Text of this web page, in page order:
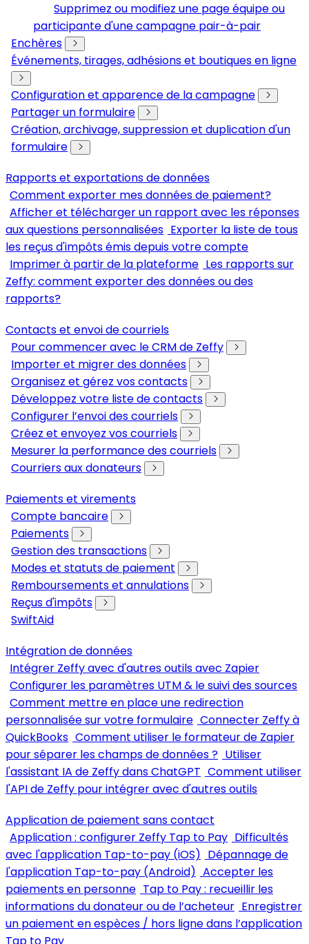
Supprimez ou modifiez une page équipe ou
participante d'une campagne pair-à-pair
Enchères
Événements, tirages, adhésions et boutiques en ligne
Configuration et apparence de la campagne
Partager un formulaire
Création, archivage, suppression et duplication d'un
formulaire
Rapports et exportations de données
Comment exporter mes données de paiement?
Afficher et télécharger un rapport avec les réponses
aux questions personnalisées Exporter la liste de tous
les reçus d'impôts émis depuis votre compte
Imprimer à partir de la plateforme Les rapports sur
Zeffy: comment exporter des données ou des
rapports?
Contacts et envoi de courriels
Pour commencer avec le CRM de Zeffy
Importer et migrer des données
Organisez et gérez vos contacts
Développez votre liste de contacts
Configurer l’envoi des courriels
Créez et envoyez vos courriels
Mesurer la performance des courriels
Courriers aux donateurs
Paiements et virements
Compte bancaire
Paiements
Gestion des transactions
Modes et statuts de paiement
Remboursements et annulations
Reçus d'impôts
SwiftAid
Intégration de données
Intégrer Zeffy avec d'autres outils avec Zapier
Configurer les paramètres UTM & le suivi des sources
Comment mettre en place une redirection
personnalisée sur votre formulaire Connecter Zeffy à
QuickBooks Comment utiliser le formateur de Zapier
pour séparer les champs de données ? Utiliser
l'assistant IA de Zeffy dans ChatGPT Comment utiliser
l'API de Zeffy pour intégrer avec d'autres outils
Application de paiement sans contact
Application : configurer Zeffy Tap to Pay Difficultés
avec l'application Tap-to-pay (iOS) Dépannage de
l'application Tap-to-pay (Android) Accepter les
paiements en personne Tap to Pay : recueillir les
informations du donateur ou de l’acheteur Enregistrer
un paiement en espèces / hors ligne dans l’application